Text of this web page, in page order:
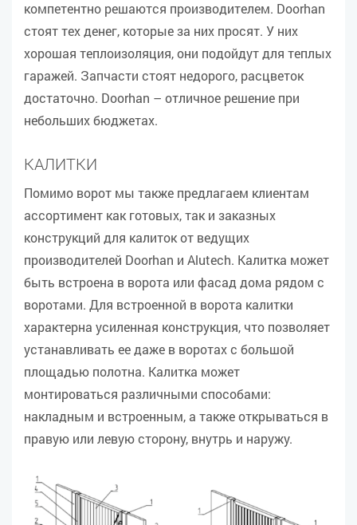
компетентно решаются производителем. Doorhan
стоят тех денег, которые за них просят. У них
хорошая теплоизоляция, они подойдут для теплых
гаражей. Запчасти стоят недорого, расцветок
достаточно. Doorhan – отличное решение при
небольших бюджетах.
КАЛИТКИ
Помимо ворот мы также предлагаем клиентам
ассортимент как готовых, так и заказных
конструкций для калиток от ведущих
производителей Doorhan и Alutech. Калитка может
быть встроена в ворота или фасад дома рядом с
воротами. Для встроенной в ворота калитки
характерна усиленная конструкция, что позволяет
устанавливать ее даже в воротах с большой
площадью полотна. Калитка может
монтироваться различными способами:
накладным и встроенным, а также открываться в
правую или левую сторону, внутрь и наружу.